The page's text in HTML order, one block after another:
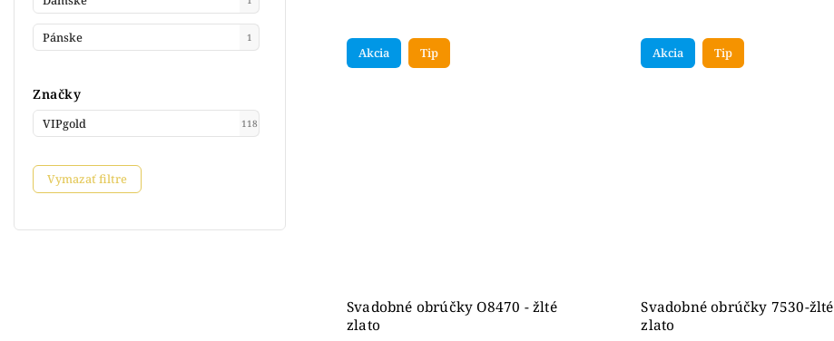
Značky
VIPgold 118
Pánske 1
Vymazať filtre
Akcia Tip
Svadobné obrúčky O8470 - žlté
zlato
Akcia Tip
Svadobné obrúčky 7530-žlté
zlato